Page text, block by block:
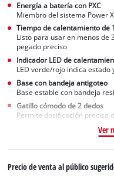
Energía a batería con PXC
Miembro del sistema Power
Tiempo de calentamiento de
Listo para usar en menos de
pegado preciso
Indicador LED de
LED verde/rojo indica estado
Base con bandeja antigoteo
Base estable con bandeja
Gatillo cómodo de 2 dedos
Permite dosificación precisa
Ver
Precio de venta al público